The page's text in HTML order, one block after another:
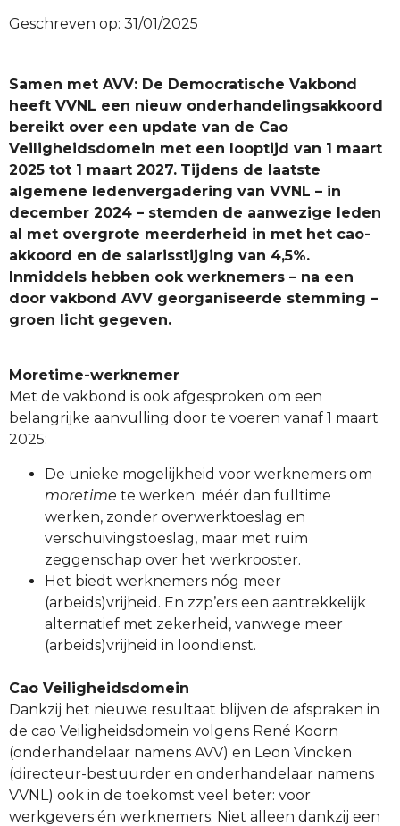
Geschreven op: 31/01/2025
Samen met AVV: De Democratische Vakbond
heeft VVNL een nieuw onderhandelingsakkoord
bereikt over een update van de Cao
Veiligheidsdomein met een looptijd van 1 maart
2025 tot 1 maart 2027. Tijdens de laatste
algemene ledenvergadering van VVNL – in
december 2024 – stemden de aanwezige leden
al met overgrote meerderheid in met het cao-
akkoord en de salarisstijging van 4,5%.
Inmiddels hebben ook werknemers – na een
door vakbond AVV georganiseerde stemming –
groen licht gegeven.
Moretime-werknemer
Met de vakbond is ook afgesproken om een
belangrijke aanvulling door te voeren vanaf 1 maart
2025:
De unieke mogelijkheid voor werknemers om
moretime te werken: méér dan fulltime
werken, zonder overwerktoeslag en
verschuivingstoeslag, maar met ruim
zeggenschap over het werkrooster.
Het biedt werknemers nóg meer
(arbeids)vrijheid. En zzp’ers een aantrekkelijk
alternatief met zekerheid, vanwege meer
(arbeids)vrijheid in loondienst.
Cao Veiligheidsdomein
Dankzij het nieuwe resultaat blijven de afspraken in
de cao Veiligheidsdomein volgens René Koorn
(onderhandelaar namens AVV) en Leon Vincken
(directeur-bestuurder en onderhandelaar namens
VVNL) ook in de toekomst veel beter: voor
werkgevers én werknemers. Niet alleen dankzij een